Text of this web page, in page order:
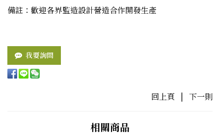
備註：歡迎各界監造設計營造合作開發生產
我要詢問
回上頁 | 下一則
相關商品